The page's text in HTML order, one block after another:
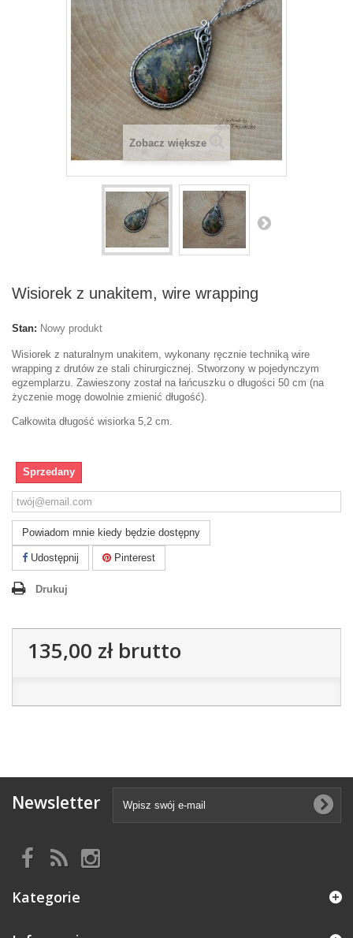
Zobacz większe
Wisiorek z unakitem, wire wrapping
Stan: Nowy produkt
Wisiorek z naturalnym unakitem, wykonany ręcznie techniką wire
wrapping z drutów ze stali chirurgicznej. Stworzony w pojedynczym
egzemplarzu. Zawieszony został na łańcuszku o długości 50 cm (na
życzenie mogę dowolnie zmienić długość).
Całkowita długość wisiorka 5,2 cm.
Sprzedany
Powiadom mnie kiedy będzie dostępny
Udostępnij Pinterest
Drukuj
135,00 złbrutto
Newsletter
Kategorie